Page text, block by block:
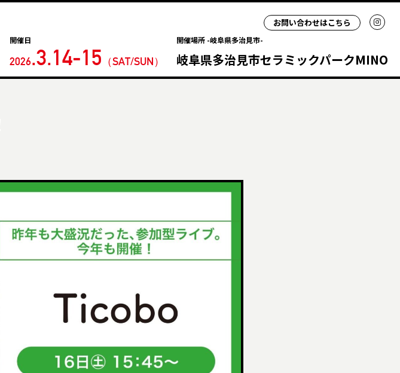
お問い合わせはこちら
開催日
2026.3.14-15 （SAT/SUN）
開催場所 -岐阜県多治見市-
岐阜県多治見市セラミックパークMINO